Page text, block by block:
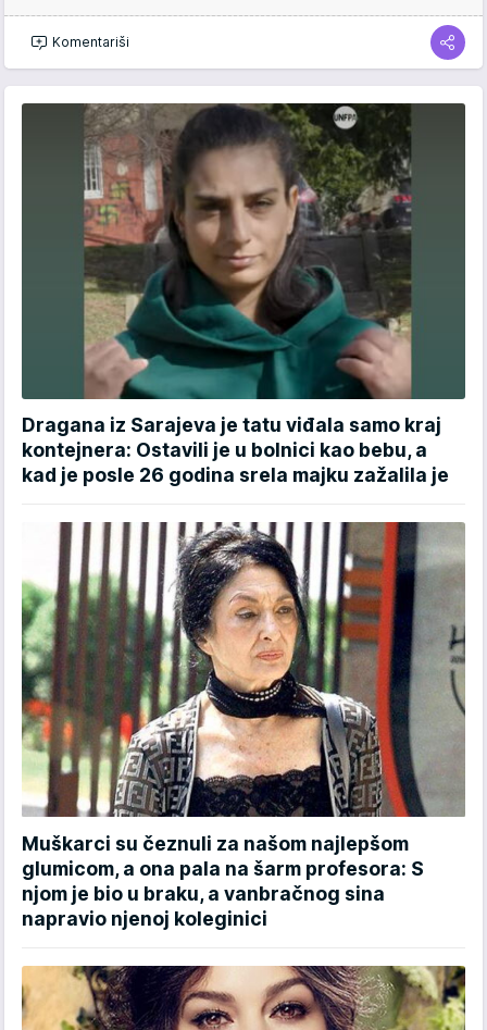
Komentariši
Dragana iz Sarajeva je tatu viđala samo kraj
kontejnera: Ostavili je u bolnici kao bebu, a
kad je posle 26 godina srela majku zažalila je
Muškarci su čeznuli za našom najlepšom
glumicom, a ona pala na šarm profesora: S
njom je bio u braku, a vanbračnog sina
napravio njenoj koleginici